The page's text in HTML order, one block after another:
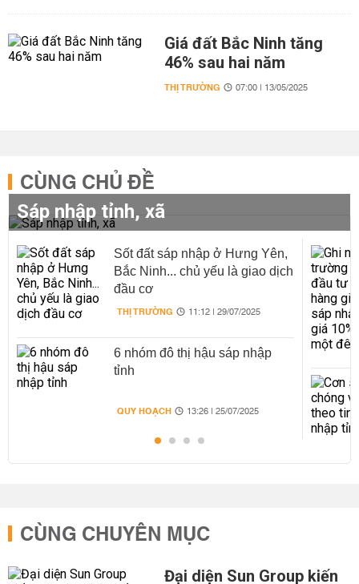
Giá đất Bắc Ninh tăng
46% sau hai năm
THỊ TRƯỜNG 07:00 | 13/05/2025
CÙNG CHỦ ĐỀ
Sáp nhập tỉnh, xã
Sốt đất sáp nhập ở Hưng Yên,
Bắc Ninh... chủ yếu là giao dịch
đầu cơ
THỊ TRƯỜNG 11:12 | 29/07/2025
6 nhóm đô thị hậu sáp nhập
tỉnh
QUY HOẠCH 13:26 | 25/07/2025
CÙNG CHUYÊN MỤC
Đại diện Sun Group kiến